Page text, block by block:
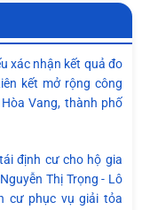
xác nhận kết quả đo
kết mở rộng công
Vang, thành phố
định cư cho hộ gia
Thị Trọng - Lô
cư phục vụ giải tỏa